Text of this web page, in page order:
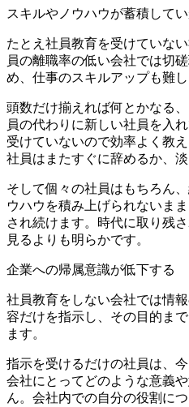
スキルやノウハウが蓄積して
たとえ社員教育を受けていな
員の離職率の低い会社では切
め、仕事のスキルアップも難し
頭数だけ揃えれば何とかなる
員の代わりに新しい社員を入
受けていないので効率よく教
社員はまたすぐに辞めるか、
そして個々の社員はもちろん
ウハウを積み上げられないま
され続けます。時代に取り残
見るよりも明らかです。
企業への帰属意識が低下する
社員教育をしない会社では情
容だけを指示し、その目的ま
ます。
指示を受けるだけの社員は、
会社にとってどのような意義
ん。会社内での自分の役割に